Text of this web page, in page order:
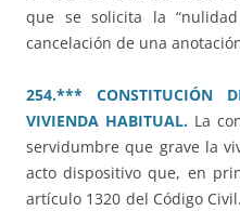
que se solicita la
cancelación de una
254.*** CONSTITUCIÓN
VIVIENDA HABITUAL.La
servidumbre que grave la
acto dispositivo que, en
artículo 1320 del Código